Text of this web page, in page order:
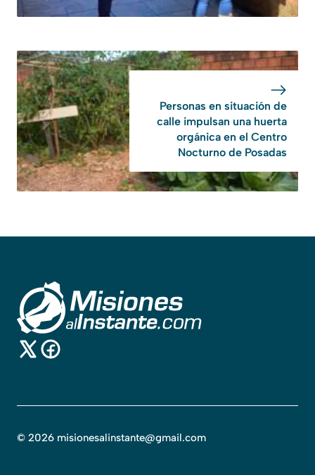
Personas en situación de
calle impulsan una huerta
orgánica en el Centro
Nocturno de Posadas
© 2026 misionesalinstante@gmail.com